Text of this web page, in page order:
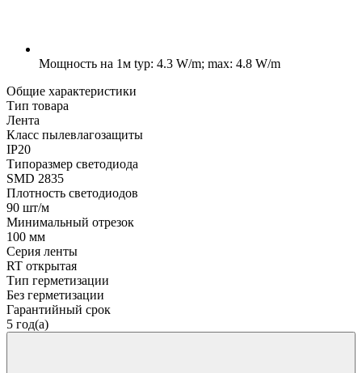
Мощность на 1м typ: 4.3 W/m; max: 4.8 W/m
Общие характеристики
Тип товара
Лента
Класс пылевлагозащиты
IP20
Типоразмер светодиода
SMD 2835
Плотность светодиодов
90 шт/м
Минимальный отрезок
100 мм
Серия ленты
RT открытая
Тип герметизации
Без герметизации
Гарантийный срок
5 год(а)